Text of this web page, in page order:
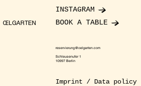
ŒLGARTEN
INSTAGRAM
BOOK A TABLE
reservierung@oelgarten.com
Schleusenufer 1
10997 Berlin
Imprint / Data policy